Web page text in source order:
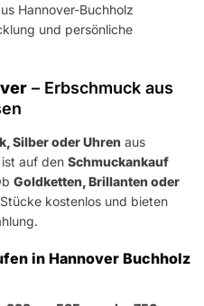
Hannover-Buchholz
und persönliche
– Erbschmuck aus
Silber oder Uhren aus
ist auf den Schmuckankauf
Goldketten, Brillanten oder
kostenlos und bieten
in Hannover Buchholz